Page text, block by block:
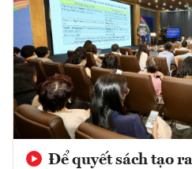
Để quyết sách tạo